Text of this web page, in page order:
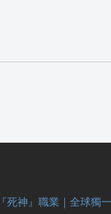
死神』職業｜全球獨